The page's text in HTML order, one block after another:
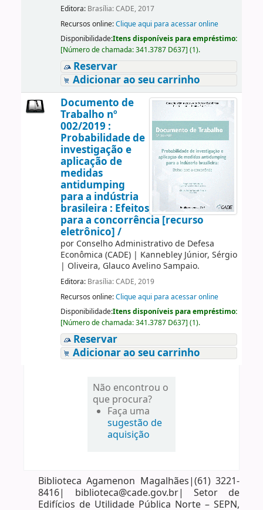
Editora: Brasília: CADE, 2017
Recursos online:Clique aqui para acessar online
Disponibilidade:Itens disponíveis para empréstimo:
[Número de chamada:341.3787 D637] (1).
Reservar
Adicionar ao seu carrinho
Documento de
Trabalho nº
002/2019 :
Probabilidade de
investigação e
aplicação de
medidas
antidumping
para a indústria
brasileira : Efeitos
para a concorrência [recurso
eletrônico] /
por Conselho Administrativo de Defesa
Econômica (CADE)| Kannebley Júnior, Sérgio
| Oliveira, Glauco Avelino Sampaio.
Editora: Brasília: CADE, 2019
Recursos online:Clique aqui para acessar online
Disponibilidade:Itens disponíveis para empréstimo:
[Número de chamada:341.3787 D637] (1).
Reservar
Adicionar ao seu carrinho
Não encontrou o
que procura?
Faça uma
sugestão de
aquisição
Biblioteca Agamenon Magalhães|(61) 3221-
8416| biblioteca@cade.gov.br| Setor de
Edifícios de Utilidade Pública Norte – SEPN,